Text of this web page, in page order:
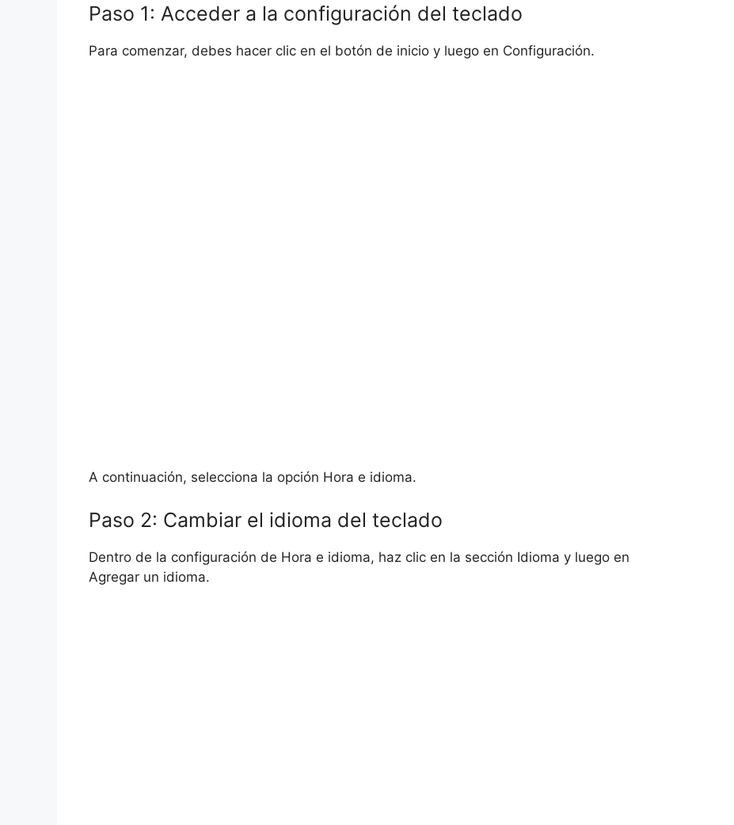
Paso 1: Acceder a la configuración del teclado
Para comenzar, debes hacer clic en el botón de inicio y luego en Configuración.
A continuación, selecciona la opción Hora e idioma.
Paso 2: Cambiar el idioma del teclado
Dentro de la configuración de Hora e idioma, haz clic en la sección Idioma y luego en
Agregar un idioma.